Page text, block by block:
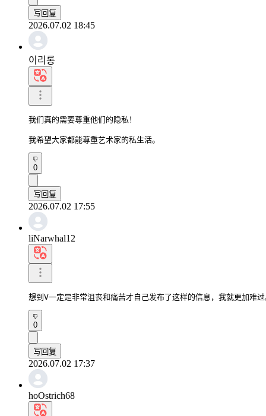
写回复
2026.07.02 18:45
이리롱
我们真的需要尊重他们的隐私！
我希望大家都能尊重艺术家的私生活。
0
写回复
2026.07.02 17:55
liNarwhal12
想到V一定是非常沮丧和痛苦才自己发布了这样的信息，我就更加难
0
写回复
2026.07.02 17:37
hoOstrich68